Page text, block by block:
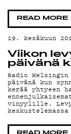
READ MORE
19. kesäkuun
Viikon
päivänä
Radio
päivänä kun
kerää yhtyeen
vinyylille.